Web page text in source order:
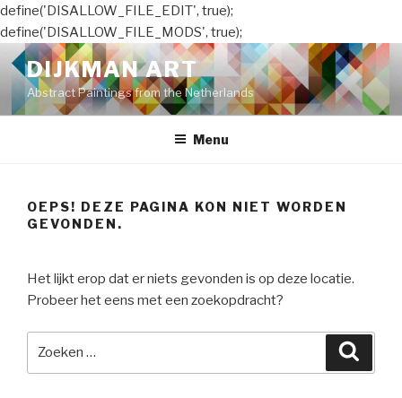
define('DISALLOW_FILE_EDIT', true);
define('DISALLOW_FILE_MODS', true);
Naar
de
inhoud
springen
DIJKMAN ART
Abstract Paintings from the Netherlands
Menu
OEPS! DEZE PAGINA KON NIET WORDEN
GEVONDEN.
Het lijkt erop dat er niets gevonden is op deze locatie.
Probeer het eens met een zoekopdracht?